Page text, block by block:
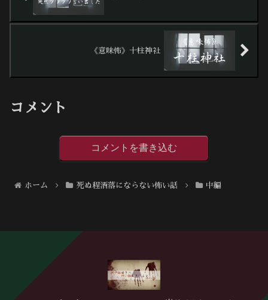
《意味怖》十柱神社
コメント
コメントを書き込む
ホーム 死ぬ程洒落にならない怖い話 中編